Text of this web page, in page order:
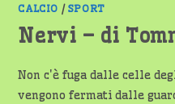
CALCIO / SPORT
Nervi – di
Non c'è fuga dalle celle
vengono fermati dalle